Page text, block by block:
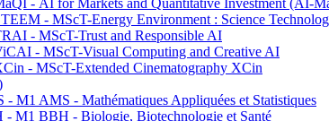
- AI for Markets and Quantitative Investment (AI-
- MScT-Energy Environment : Science
- MScT-Trust and Responsible AI
- MScT-Visual Computing and Creative AI
- MScT-Extended Cinematography XCin
M1 AMS - Mathématiques Appliquées et Statistiques
- M1 BBH - Biologie, Biotechnologie et Santé